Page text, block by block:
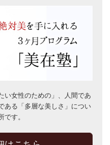
い女性のための」、人間であ
ある「多層な美しさ」につい
です。